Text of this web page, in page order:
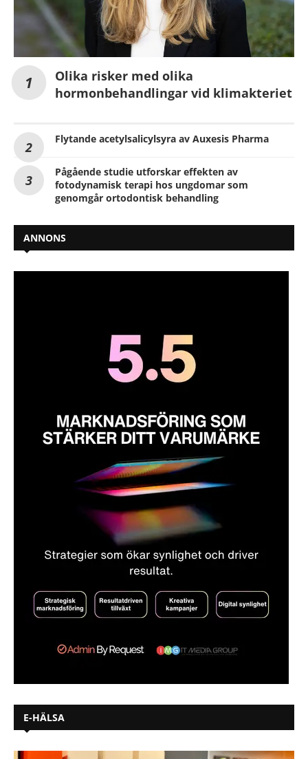
Olika risker med olika
hormonbehandlingar vid klimakteriet
Flytande acetylsalicylsyra av Auxesis Pharma
Pågående studie utforskar effekten av
fotodynamisk terapi hos ungdomar som
genomgår ortodontisk behandling
ANNONS
E-HÄLSA